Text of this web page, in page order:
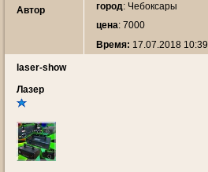
Автор
город: Чебоксары
цена: 7000
Время: 17.07.2018 10:39
laser-show
Лазер